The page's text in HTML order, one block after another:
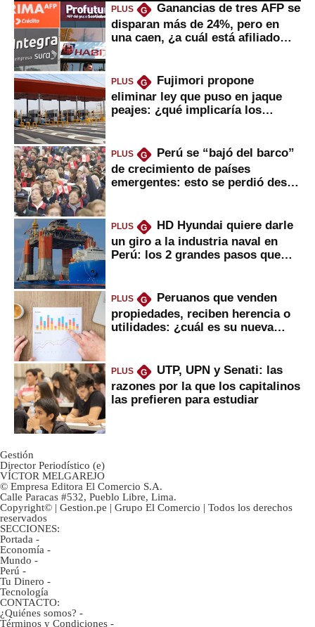
PLUS G
Ganancias de tres AFP se
disparan más de 24%, pero en
una caen, ¿a cuál está afiliado
PLUS G
Fujimori propone
eliminar ley que puso en jaque
peajes: ¿qué implicaría los
PLUS G
Perú se “bajó del barco”
de crecimiento de países
emergentes: esto se perdió desde
PLUS G
HD Hyundai quiere darle
un giro a la industria naval en
Perú: los 2 grandes pasos que
PLUS G
Peruanos que venden
propiedades, reciben herencia o
utilidades: ¿cuál es su nueva
PLUS G
UTP, UPN y Senati: las
razones por la que los capitalinos
las prefieren para estudiar
Gestión
Director Periodístico (e)
VÍCTOR MELGAREJO
© Empresa Editora El Comercio S.A.
Calle Paracas #532, Pueblo Libre, Lima.
Copyright© | Gestion.pe | Grupo El Comercio | Todos los derechos
reservados
SECCIONES:
Portada -
Economía -
Mundo -
Perú -
Tu Dinero -
Tecnología
CONTACTO:
¿Quiénes somos? -
Términos y Condiciones -